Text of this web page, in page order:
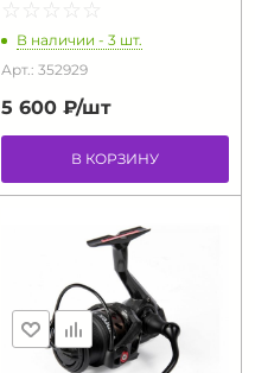
☆ ☆ ☆ ☆ ☆
★ ★ ★ ★ ★
В наличии - 3 шт.
Арт.: 352929
5 600 ₽/шт
В КОРЗИНУ